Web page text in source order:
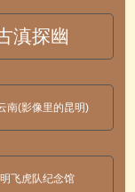
滇探幽
南(影像里的昆明)
飞虎队纪念馆